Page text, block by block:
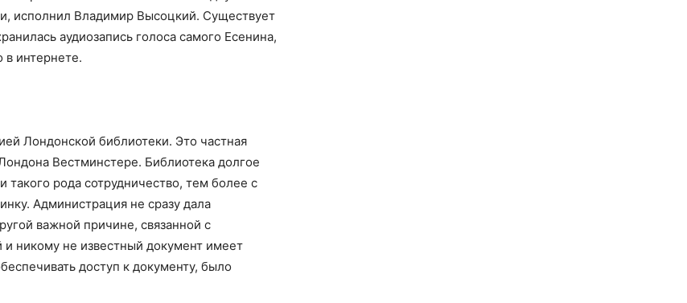
исполнил Владимир Высоцкий. Существует
аудиозапись голоса самого Есенина,
интернете.
Лондонской библиотеки. Это частная
Вестминстере. Библиотека долгое
рода сотрудничество, тем более с
Администрация не сразу дала
важной причине, связанной с
никому не известный документ имеет
доступ к документу, было